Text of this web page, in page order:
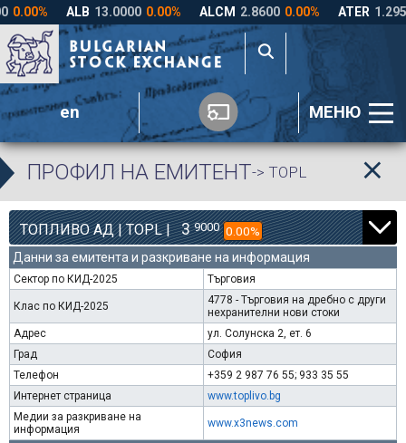
en МЕНЮ
ПРОФИЛ НА ЕМИТЕНТ-> TOPL
ТОПЛИВО АД | TOPL | 3 9000 0.00%
Данни за емитента и разкриване на информация
Сектор по КИД-2025 Търговия
Клас по КИД-2025
4778 - Търговия на дребно с други
нехранителни нови стоки
Адрес
ул. Солунска 2, ет. 6
Град
София
Телефон
+359 2 987 76 55; 933 35 55
Интернет страница
www.toplivo.bg
Медии за разкриване на
информация
www.x3news.com